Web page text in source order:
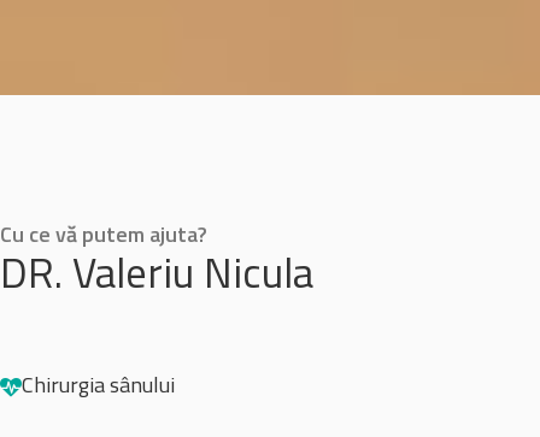
Cu ce vă putem ajuta?
DR. Valeriu Nicula
Chirurgia sânului